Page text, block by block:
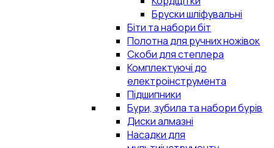
Бруски шліфувальні
Біти та набори біт
Полотна для ручних ножівок
Скоби для степлера
Комплектуючі до
електроінструмента
Підшипники
Бури, зубила та набори бурів
Диски алмазні
Насадки для